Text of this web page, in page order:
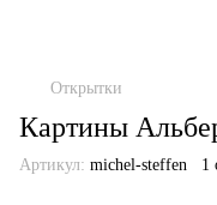
Открытки
Картины
Артикул: michel-steffen 1